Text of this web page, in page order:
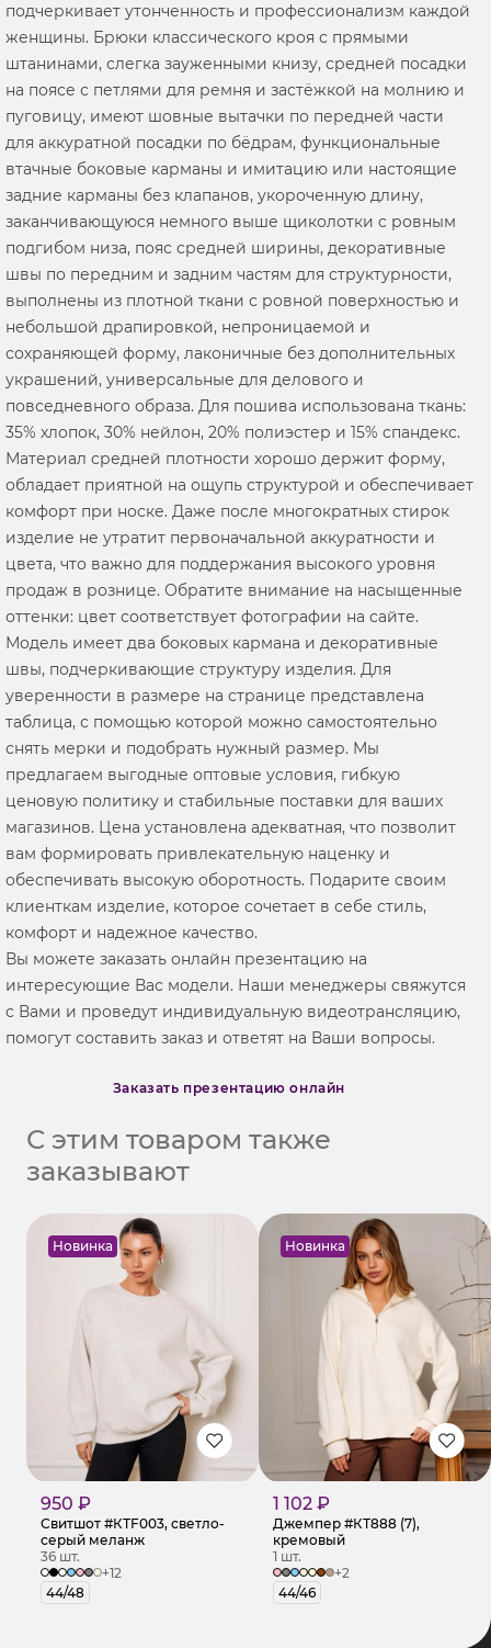
подчеркивает утонченность и профессионализм каждой
женщины. Брюки классического кроя с прямыми
штанинами, слегка зауженными книзу, средней посадки
на поясе с петлями для ремня и застёжкой на молнию и
пуговицу, имеют шовные вытачки по передней части
для аккуратной посадки по бёдрам, функциональные
втачные боковые карманы и имитацию или настоящие
задние карманы без клапанов, укороченную длину,
заканчивающуюся немного выше щиколотки с ровным
подгибом низа, пояс средней ширины, декоративные
швы по передним и задним частям для структурности,
выполнены из плотной ткани с ровной поверхностью и
небольшой драпировкой, непроницаемой и
сохраняющей форму, лаконичные без дополнительных
украшений, универсальные для делового и
повседневного образа. Для пошива использована ткань:
35% хлопок, 30% нейлон, 20% полиэстер и 15% спандекс.
Материал средней плотности хорошо держит форму,
обладает приятной на ощупь структурой и обеспечивает
комфорт при носке. Даже после многократных стирок
изделие не утратит первоначальной аккуратности и
цвета, что важно для поддержания высокого уровня
продаж в рознице. Обратите внимание на насыщенные
оттенки: цвет соответствует фотографии на сайте.
Модель имеет два боковых кармана и декоративные
швы, подчеркивающие структуру изделия. Для
уверенности в размере на странице представлена
таблица, с помощью которой можно самостоятельно
снять мерки и подобрать нужный размер. Мы
предлагаем выгодные оптовые условия, гибкую
ценовую политику и стабильные поставки для ваших
магазинов. Цена установлена адекватная, что позволит
вам формировать привлекательную наценку и
обеспечивать высокую оборотность. Подарите своим
клиенткам изделие, которое сочетает в себе стиль,
комфорт и надежное качество.
Вы можете заказать онлайн презентацию на
интересующие Вас модели. Наши менеджеры свяжутся
с Вами и проведут индивидуальную видеотрансляцию,
помогут составить заказ и ответят на Ваши вопросы.
Заказать презентацию онлайн
С этим товаром также
заказывают
Новинка
950 ₽
Свитшот #КТF003, светло-
серый меланж
36 шт.
+12
44/48
Новинка
1 102 ₽
Джемпер #КТ888 (7),
кремовый
1 шт.
+2
44/46